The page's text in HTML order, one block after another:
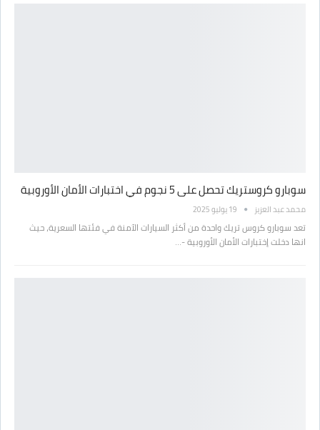
سوبارو كروستريك تحصل على 5 نجوم في اختبارات الأمان الأوروبية
محمد عبد العزيز 19 يوليو 2025
تعد سوبارو كروس تريك واحدة من أكثر السيارات الآمنة في فئتها السعرية، حيث
انها دخلت إختبارات الأمان الأوروبية -…